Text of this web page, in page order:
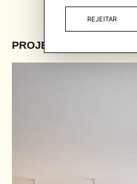
PROJETOS /
REJEITAR